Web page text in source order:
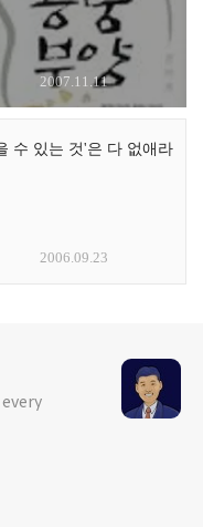
2007.11.11
수 있는 것'은 다 없애라
2006.09.23